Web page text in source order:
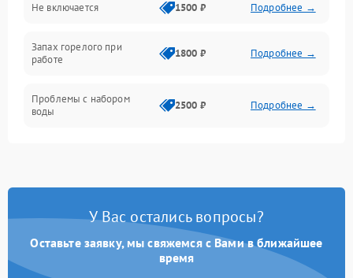
Не включается 1500 ₽ Подробнее →
Запах горелого при
работе
1800 ₽ Подробнее →
Проблемы с набором
воды
2500 ₽ Подробнее →
Замена платы управления 2200 ₽ Подробнее →
У Вас остались вопросы?
Оставьте заявку, мы свяжемся с Вами в ближайшее
время